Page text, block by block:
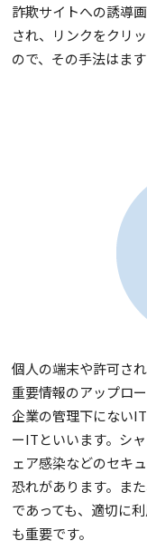
詐欺サイトへの誘導
され、リンクをクリ
ので、その手法はま
個人の端末や許可さ
重要情報のアップロ
企業の管理下にない
ーITといいます。シ
ェア感染などのセキ
恐れがあります。ま
であっても、適切に
も重要です。